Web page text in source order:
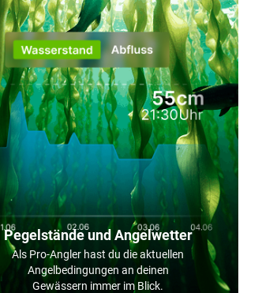
Pegelstände und Angelwetter
Als Pro-Angler hast du die aktuellen
Angelbedingungen an deinen
Gewässern immer im Blick.